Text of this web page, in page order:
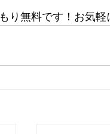
り無料です！お気